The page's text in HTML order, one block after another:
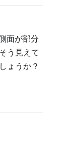
面が部分
う見えて
ょうか？